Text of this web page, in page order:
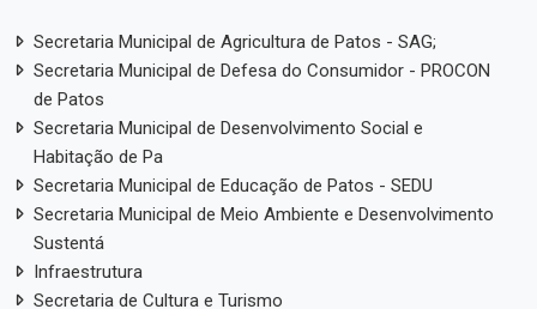
Secretaria Municipal de Agricultura de Patos - SAG;
Secretaria Municipal de Defesa do Consumidor - PROCON
de Patos
Secretaria Municipal de Desenvolvimento Social e
Habitação de Pa
Secretaria Municipal de Educação de Patos - SEDU
Secretaria Municipal de Meio Ambiente e Desenvolvimento
Sustentá
Infraestrutura
Secretaria de Cultura e Turismo